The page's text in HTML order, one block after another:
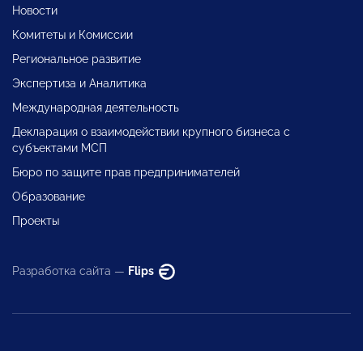
Новости
Комитеты и Комиссии
Региональное развитие
Экспертиза и Аналитика
Международная деятельность
Декларация о взаимодействии крупного бизнеса с
субъектами МСП
Бюро по защите прав предпринимателей
Образование
Проекты
Разработка сайта — Flips